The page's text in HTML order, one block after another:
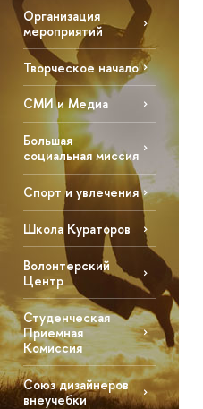
Организация
мероприятий
Творческое начало
СМИ и Медиа
Большая
социальная миссия
Спорт и увлечения
Школа Кураторов
Волонтерский
Центр
Студенческая
Приемная
Комиссия
Союз дизайнеров
внеучебки